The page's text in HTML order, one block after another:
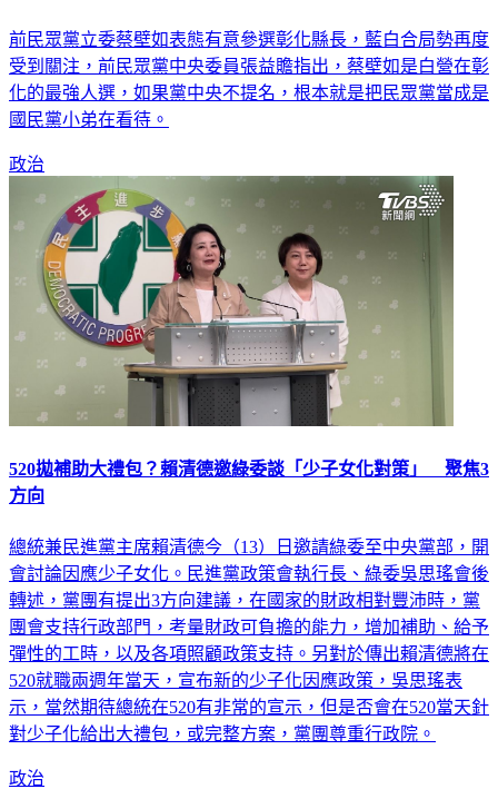
前民眾黨立委蔡壁如表態有意參選彰化縣長，藍白合局勢再度
受到關注，前民眾黨中央委員張益贍指出，蔡壁如是白營在彰
化的最強人選，如果黨中央不提名，根本就是把民眾黨當成是
國民黨小弟在看待。
政治
520拋補助大禮包？賴清德邀綠委談「少子女化對策」 聚焦3
方向
總統兼民進黨主席賴清德今（13）日邀請綠委至中央黨部，開
會討論因應少子女化。民進黨政策會執行長、綠委吳思瑤會後
轉述，黨團有提出3方向建議，在國家的財政相對豐沛時，黨
團會支持行政部門，考量財政可負擔的能力，增加補助、給予
彈性的工時，以及各項照顧政策支持。另對於傳出賴清德將在
520就職兩週年當天，宣布新的少子化因應政策，吳思瑤表
示，當然期待總統在520有非常的宣示，但是否會在520當天針
對少子化給出大禮包，或完整方案，黨團尊重行政院。
政治